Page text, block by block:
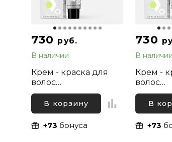
730 руб.
В наличии
Крем - краска для
волос
профессиональная
Mood 7/00 Русый
Интенсивный
натуральный, 100 мл
В корзину
+73 бонуса
730
В наличии
Крем -
волос
Mood
русый
В
+73